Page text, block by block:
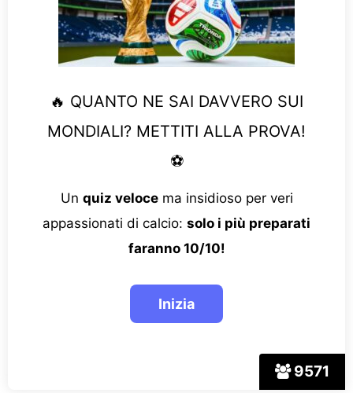
9571
🔥 QUANTO NE SAI DAVVERO SUI
MONDIALI? METTITI ALLA PROVA!
⚽
Un quiz velocema insidioso per veri
appassionati di calcio: solo i più preparati
faranno 10/10!